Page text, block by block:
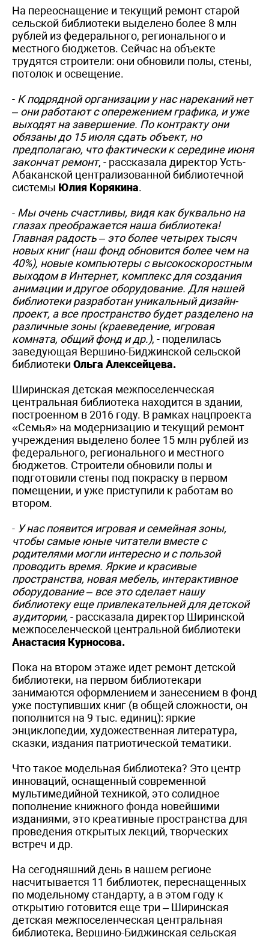
На переоснащение и текущий ремонт старой
сельской библиотеки выделено более 8 млн
рублей из федерального, регионального и
местного бюджетов. Сейчас на объекте
трудятся строители: они обновили полы, стены,
потолок и освещение.
- К подрядной организации у нас нареканий нет
– они работают с опережением графика, и уже
выходят на завершение. По контракту они
обязаны до 15 июля сдать объект, но
предполагаю, что фактически к середине июня
закончат ремонт, - рассказала директор Усть-
Абаканской централизованной библиотечной
системы Юлия Корякина.
- Мы очень счастливы, видя как буквально на
глазах преображается наша библиотека!
Главная радость – это более четырех тысяч
новых книг (наш фонд обновится более чем на
40%), новые компьютеры с высокоскоростным
выходом в Интернет, комплекс для создания
анимации и другое оборудование. Для нашей
библиотеки разработан уникальный дизайн-
проект, а все пространство будет разделено на
различные зоны (краеведение, игровая
комната, общий фонд и др.), - поделилась
заведующая Вершино-Биджинской сельской
библиотеки Ольга Алексейцева.
Ширинская детская межпоселенческая
центральная библиотека находится в здании,
построенном в 2016 году. В рамках нацпроекта
«Семья» на модернизацию и текущий ремонт
учреждения выделено более 15 млн рублей из
федерального, регионального и местного
бюджетов. Строители обновили полы и
подготовили стены под покраску в первом
помещении, и уже приступили к работам во
втором.
- У нас появится игровая и семейная зоны,
чтобы самые юные читатели вместе с
родителями могли интересно и с пользой
проводить время. Яркие и красивые
пространства, новая мебель, интерактивное
оборудование – все это сделает нашу
библиотеку еще привлекательней для детской
аудитории, - рассказала директор Ширинской
межпоселенческой центральной библиотеки
Анастасия Курносова.
Пока на втором этаже идет ремонт детской
библиотеки, на первом библиотекари
занимаются оформлением и занесением в фонд
уже поступивших книг (в общей сложности, он
пополнится на 9 тыс. единиц): яркие
энциклопедии, художественная литература,
сказки, издания патриотической тематики.
Что такое модельная библиотека? Это центр
инноваций, оснащенный современной
мультимедийной техникой, это солидное
пополнение книжного фонда новейшими
изданиями, это креативные пространства для
проведения открытых лекций, творческих
встреч и др.
На сегодняшний день в нашем регионе
насчитывается 11 библиотек, переснащенных
по модельному стандарту, а в этом году к
открытию готовится еще три – Ширинская
детская межпоселенческая центральная
библиотека, Вершино-Биджинская сельская